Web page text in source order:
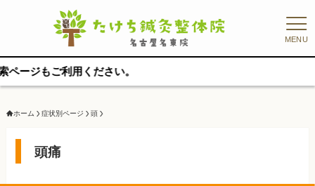
MENU
ください。
ホーム 症状別ページ 頭
頭痛